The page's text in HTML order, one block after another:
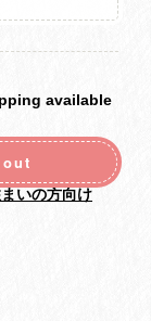
available
いの方向け